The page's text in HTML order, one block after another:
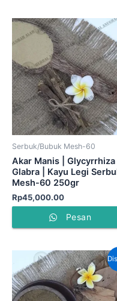
Serbuk/Bubuk Mesh-60
Akar Manis | Glycyrrhiza
Glabra | Kayu Legi
Mesh-60 250gr
Rp45,000.00
Pesan
Harga
aslinya
adalah:
Rp40,000.00.